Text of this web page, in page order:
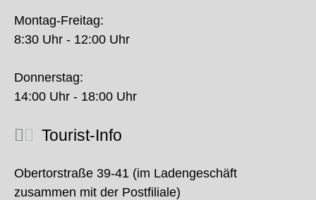
Montag-Freitag:
8:30 Uhr - 12:00 Uhr
Donnerstag:
14:00 Uhr - 18:00 Uhr
Tourist-Info
Obertorstraße 39-41 (im Ladengeschäft
zusammen mit der Postfiliale)